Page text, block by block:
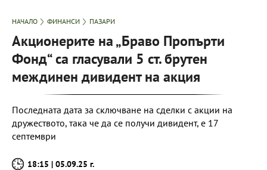
НАЧАЛО ФИНАНСИ ПАЗАРИ
Акционерите на „Браво Пропърти
Фонд“ са гласували 5 ст. брутен
междинен дивидент на акция
Последната дата за сключване на сделки с акции на
дружеството, така че да се получи дивидент, е 17
септември
18:15 | 05.09.25 г.